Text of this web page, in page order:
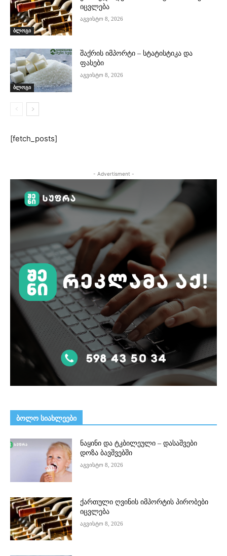
ბლოგი
იცვლება
აგვისტო 8, 2026
ბლოგი
შაქრის იმპორტი – სტატისტიკა და
ფასები
აგვისტო 8, 2026
[fetch_posts]
- Advertisment -
ᲑᲝᲚᲝ ᲡᲘᲐᲮᲚᲔᲔᲑᲘ
ნაყინი და ტკბილეული – დასაშვები
დოზა ბავშვებში
აგვისტო 8, 2026
ქართული ღვინის იმპორტის პირობები
იცვლება
აგვისტო 8, 2026